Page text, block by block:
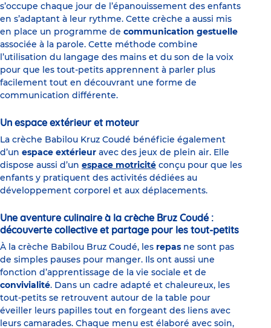
s’occupe chaque jour de l’épanouissement des enfants
en s’adaptant à leur rythme. Cette crèche a aussi mis
en place un programme de communication gestuelle
associée à la parole. Cette méthode combine
l’utilisation du langage des mains et du son de la voix
pour que les tout-petits apprennent à parler plus
facilement tout en découvrant une forme de
communication différente.
Un espace extérieur et moteur
La crèche Babilou Kruz Coudé bénéficie également
d’un espace extérieur avec des jeux de plein air. Elle
dispose aussi d’un espace motricité conçu pour que les
enfants y pratiquent des activités dédiées au
développement corporel et aux déplacements.
Une aventure culinaire à la crèche Bruz Coudé :
découverte collective et partage pour les tout-petits
À la crèche Babilou Bruz Coudé, les repas ne sont pas
de simples pauses pour manger. Ils ont aussi une
fonction d’apprentissage de la vie sociale et de
convivialité. Dans un cadre adapté et chaleureux, les
tout-petits se retrouvent autour de la table pour
éveiller leurs papilles tout en forgeant des liens avec
leurs camarades. Chaque menu est élaboré avec soin,